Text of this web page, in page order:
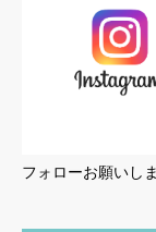
フォローお願いし